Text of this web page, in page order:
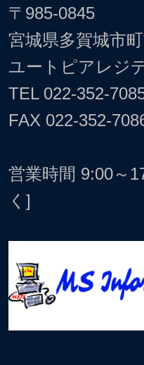
〒985-0845
宮城県多賀城市
ユートピアレジ
TEL 022-352-
FAX 022-352-
営業時間 9:00～
く]